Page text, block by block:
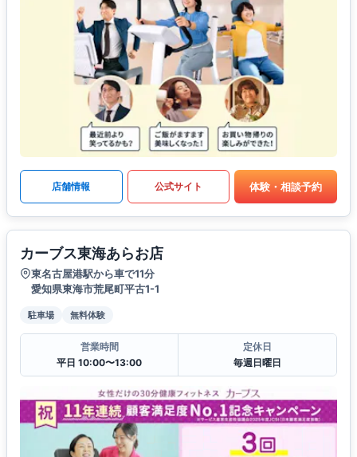
店舗情報 公式サイト 体験・相談予約
カーブス東海あらお店
東名古屋港駅から車で11分
愛知県東海市荒尾町平古1-1
駐車場 無料体験
営業時間
平日 10:00〜13:00
定休日
毎週日曜日